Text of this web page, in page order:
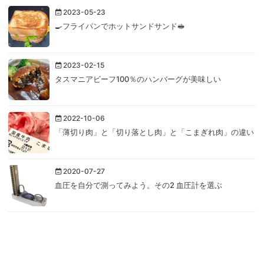
2023-05-23
🍳フライパンでホットサンドサンド🥪
2023-02-15
タスマニアビーフ100％のハンバーグが美味しい
2022-10-06
「薄切り肉」と「切り落とし肉」と「こまぎれ肉」の違い
2020-07-27
血圧を自分で測ってみよう。その2 血圧計を選ぶ